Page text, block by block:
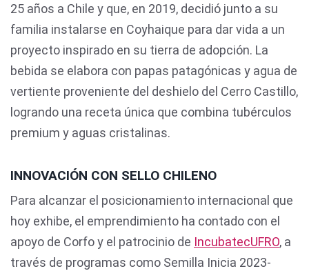
25 años a Chile y que, en 2019, decidió junto a su
familia instalarse en Coyhaique para dar vida a un
proyecto inspirado en su tierra de adopción. La
bebida se elabora con papas patagónicas y agua de
vertiente proveniente del deshielo del Cerro Castillo,
logrando una receta única que combina tubérculos
premium y aguas cristalinas.
INNOVACIÓN CON SELLO CHILENO
Para alcanzar el posicionamiento internacional que
hoy exhibe, el emprendimiento ha contado con el
apoyo de Corfo y el patrocinio de IncubatecUFRO, a
través de programas como Semilla Inicia 2023-